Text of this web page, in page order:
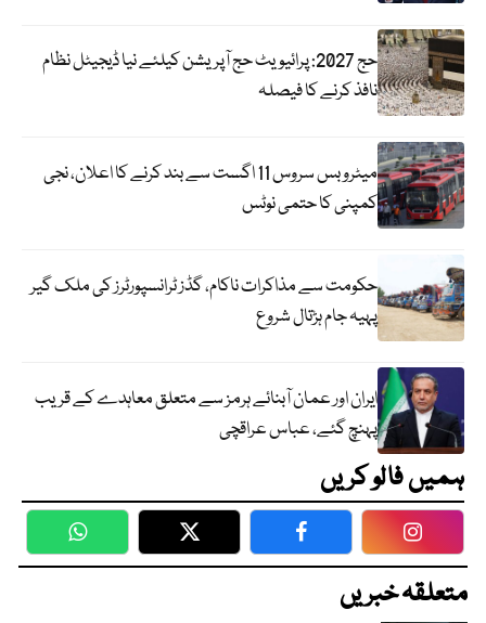
حج 2027: پرائیویٹ حج آپریشن کیلئے نیا ڈیجیٹل نظام
نافذ کرنے کا فیصلہ
میٹرو بس سروس 11 اگست سے بند کرنے کا اعلان، نجی
کمپنی کا حتمی نوٹس
حکومت سے مذاکرات ناکام، گڈز ٹرانسپورٹرز کی ملک گیر
پہیہ جام ہڑتال شروع
ایران اور عمان آبنائے ہرمز سے متعلق معاہدے کے قریب
پہنچ گئے، عباس عراقچی
ہمیں فالو کریں
WhatsApp Twitter Facebook
متعلقہ خبریں